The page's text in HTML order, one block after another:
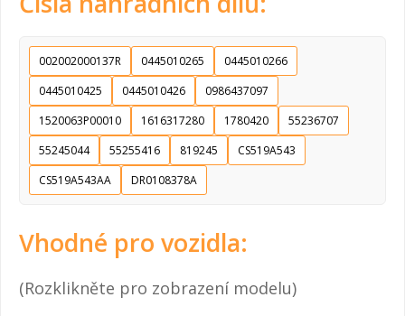
002002000137R 0445010265
0445010266
0445010425
0445010426
0986437097
1520063P00010
1616317280 1780420
55236707
55245044
55255416 819245
CS519A543
CS519A543AA
DR0108378A
Vhodné pro vozidla:
(Rozklikněte pro zobrazení modelu)